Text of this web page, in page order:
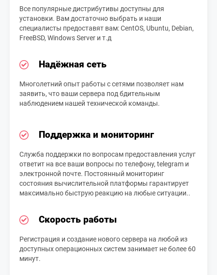
Все популярные дистрибутивы доступны для
установки. Вам достаточно выбрать и наши
специалисты предоставят вам: CentOS, Ubuntu, Debian,
FreeBSD, Windows Server и т.д
Надёжная сеть
Многолетний опыт работы с сетями позволяет нам
заявить, что ваши сервера под бдительным
наблюдением нашей технической команды.
Поддержка и мониторинг
Служба поддержки по вопросам предоставления услуг
ответит на все ваши вопросы по телефону, telegram и
электронной почте. Постоянный мониторинг
состояния вычислительной платформы гарантирует
максимально быструю реакцию на любые ситуации..
Скорость работы
Регистрация и создание нового сервера на любой из
доступных операционных систем занимает не более 60
минут.